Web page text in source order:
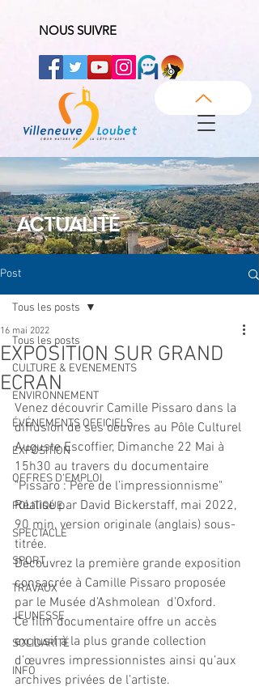
NOUS SUIVRE
ACTUALITÉ
Post
Tous les posts
CULTURE & EVENEMENTS
ENVIRONNEMENT
ÉVÉNEMENTS OFFICIELS
EXPOSITION
OFFRES D'EMPLOI
POLITIQUE
SPECTACLE
SPORT
TRAVAUX
JEUNESSE
SOLIDARITÉ
INFO
Tous les posts
EXPOSITION SUR GRAND
ECRAN
16 mai 2022
Venez découvrir Camille Pissaro dans la
diffusion de ses oeuvres au Pôle Culturel
Auguste Escoffier, Dimanche 22 Mai à
15h30 au travers du documentaire
"Pissaro : Père de l’impressionnisme"
Réalisé par David Bickerstaff, mai 2022,
90 min, version originale (anglais) sous-
titrée.
Découvrez la première grande exposition
consacrée à Camille Pissaro proposée
par le Musée d’Ashmolean  d’Oxford.
Ce film documentaire offre un accès
exclusif à la plus grande collection
d’œuvres impressionnistes ainsi qu’aux
archives privées de l’artiste.